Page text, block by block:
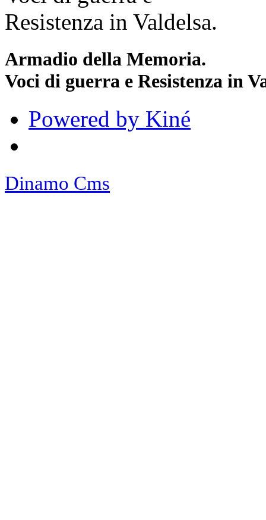
Armadio della Memoria.
Voci di guerra e Resistenza in
Powered by Kiné
Dinamo Cms